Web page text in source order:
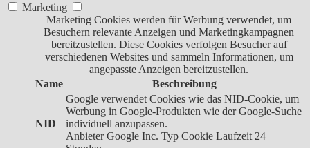
Marketing
Marketing Cookies werden für Werbung verwendet, um
Besuchern relevante Anzeigen und Marketingkampagnen
bereitzustellen. Diese Cookies verfolgen Besucher auf
verschiedenen Websites und sammeln Informationen, um
angepasste Anzeigen bereitzustellen.
Name
Beschreibung
NID
Google verwendet Cookies wie das NID-Cookie, um
Werbung in Google-Produkten wie der Google-Suche
individuell anzupassen.
Anbieter Google Inc. Typ Cookie Laufzeit 24